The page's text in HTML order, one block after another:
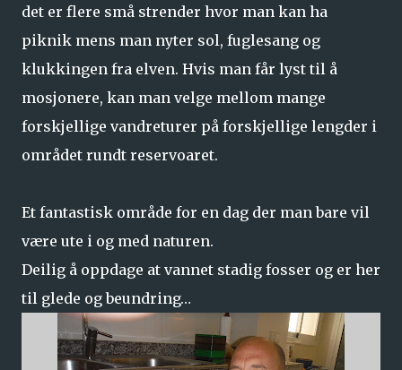
det er flere små strender hvor man kan ha
piknik mens man nyter sol, fuglesang og
klukkingen fra elven. Hvis man får lyst til å
mosjonere, kan man velge mellom mange
forskjellige vandreturer på forskjellige lengder i
området rundt reservoaret.
Et fantastisk område for en dag der man bare vil
være ute i og med naturen.
Deilig å oppdage at vannet stadig fosser og er her
til glede og beundring…